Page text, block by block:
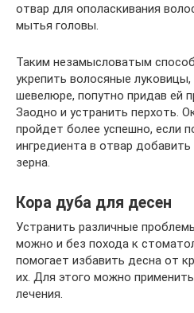
отвар для ополаскивания
мытья головы.
Таким незамысловатым
укрепить волосяные
шевелюре, попутно придав ей
Заодно и устранить перхоть.
пройдет более успешно, если
ингредиента в отвар
зерна.
Кора дуба для десен
Устранить различные
можно и без похода к
помогает избавить десна от
их. Для этого можно
лечения.